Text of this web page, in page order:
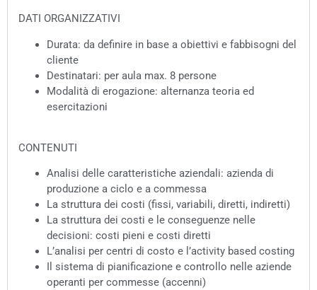
DATI ORGANIZZATIVI
Durata: da definire in base a obiettivi e fabbisogni del
cliente
Destinatari: per aula max. 8 persone
Modalità di erogazione: alternanza teoria ed
esercitazioni
CONTENUTI
Analisi delle caratteristiche aziendali: azienda di
produzione a ciclo e a commessa
La struttura dei costi (fissi, variabili, diretti, indiretti)
La struttura dei costi e le conseguenze nelle
decisioni: costi pieni e costi diretti
L’analisi per centri di costo e l’activity based costing
Il sistema di pianificazione e controllo nelle aziende
operanti per commesse (accenni)